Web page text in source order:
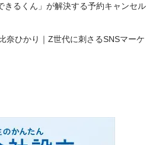
きるくん」が解決する予約キャンセル
ひかり｜Z世代に刺さるSNSマーケ